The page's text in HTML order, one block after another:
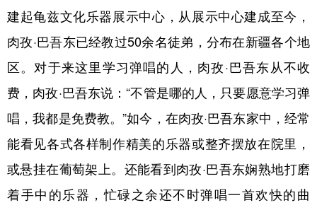
四川 贵州 云南 西藏
陕西 甘肃 青海 宁夏
新疆 内蒙古 黑龙江
多语种频道
English Français عربى
建起龟兹文化乐器展示中心，从展示中心建成至今，
肉孜·巴吾东已经教过50余名徒弟，分布在新疆各个地
区。对于来这里学习弹唱的人，肉孜·巴吾东从不收
费，肉孜·巴吾东说：“不管是哪的人，只要愿意学习弹
唱，我都是免费教。”如今，在肉孜·巴吾东家中，经常
能看见各式各样制作精美的乐器或整齐摆放在院里，
或悬挂在葡萄架上。还能看到肉孜·巴吾东娴熟地打磨
着手中的乐器，忙碌之余还不时弹唱一首欢快的曲